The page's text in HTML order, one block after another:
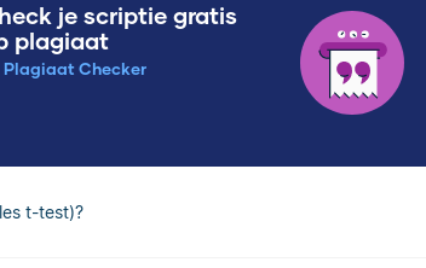
je scriptie gratis
plagiaat
Plagiaat Checker
t-test)?